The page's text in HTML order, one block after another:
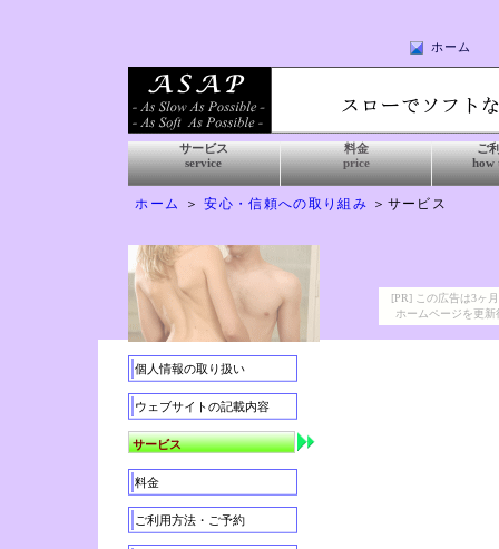
[PR] この広告は3ヶ
ホームページを更
ホーム
サービス
service
料金
price
ご
how
ホーム ＞安心・信頼への取り組み ＞サービス
個人情報の取り扱い
ウェブサイトの記載内容
サービス
料金
ご利用方法・ご予約